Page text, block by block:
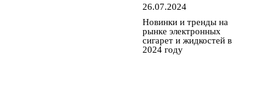
26.07.2024
Новинки и тренды на
рынке электронных
сигарет и жидкостей в
2024 году